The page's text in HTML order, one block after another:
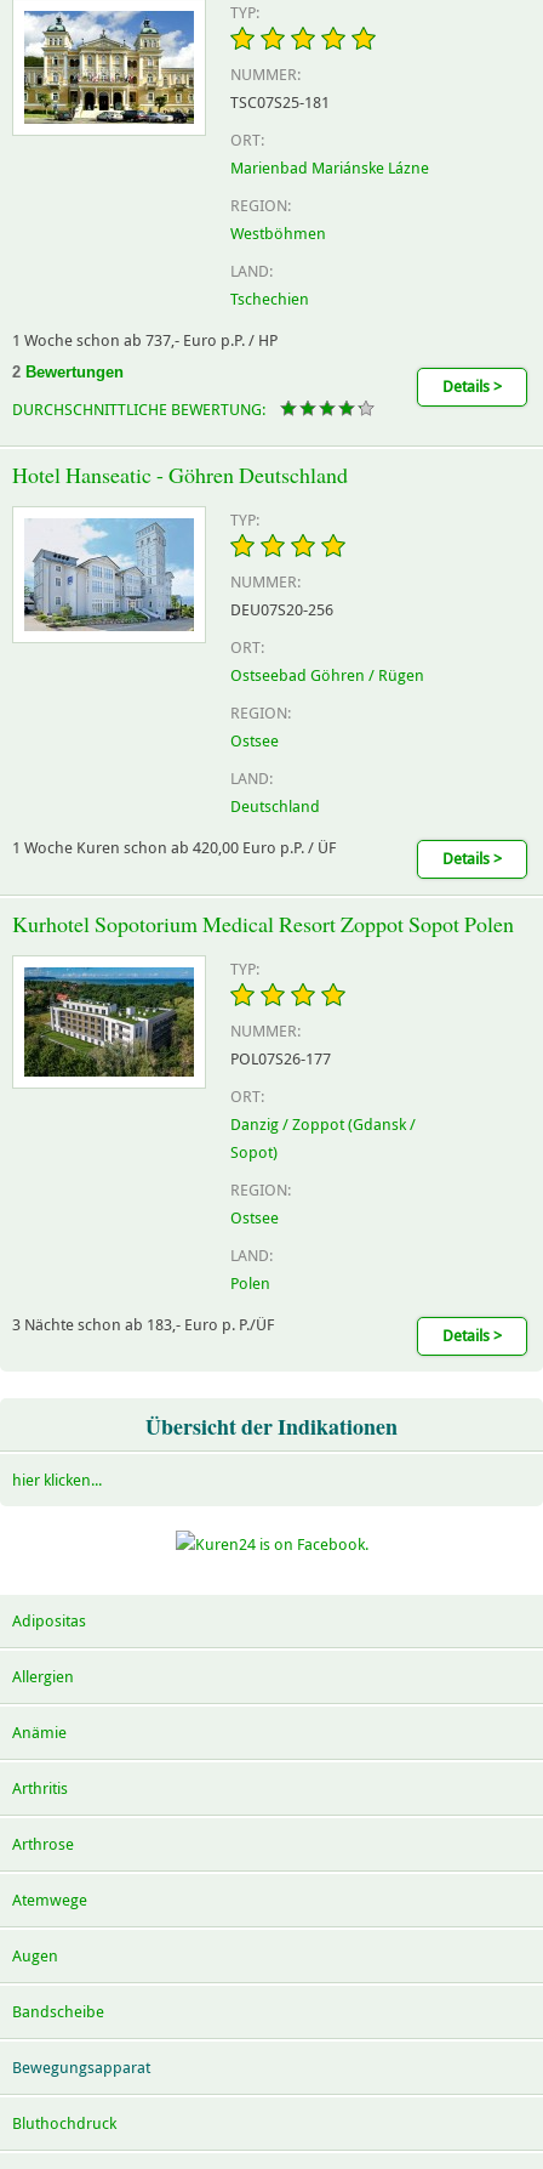
TYP:
NUMMER:
TSC07S25-181
ORT:
Marienbad Mariánske Lázne
REGION:
Westböhmen
LAND:
Tschechien
1 Woche schon ab 737,- Euro p.P. / HP
2 Bewertungen
DURCHSCHNITTLICHE BEWERTUNG:
Details >
Hotel Hanseatic - Göhren Deutschland
TYP:
NUMMER:
DEU07S20-256
ORT:
Ostseebad Göhren / Rügen
REGION:
Ostsee
LAND:
Deutschland
1 Woche Kuren schon ab 420,00 Euro p.P. / ÜF
Details >
Kurhotel Sopotorium Medical Resort Zoppot Sopot Polen
TYP:
NUMMER:
POL07S26-177
ORT:
Danzig / Zoppot (Gdansk /
Sopot)
REGION:
Ostsee
LAND:
Polen
3 Nächte schon ab 183,- Euro p. P./ÜF
Details >
Übersicht der Indikationen
hier klicken...
Adipositas
Allergien
Anämie
Arthritis
Arthrose
Atemwege
Augen
Bandscheibe
Bewegungsapparat
Bluthochdruck